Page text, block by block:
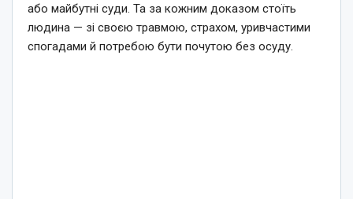
або майбутні суди. Та за кожним доказом стоїть
людина — зі своєю травмою, страхом, уривчастими
спогадами й потребою бути почутою без осуду.